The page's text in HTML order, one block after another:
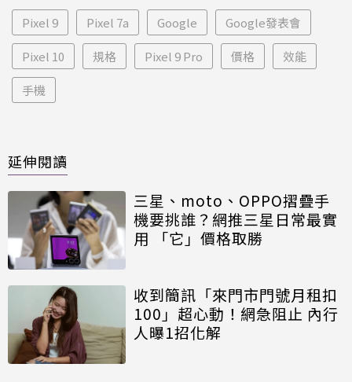
Pixel 9 Pixel 7a Google Google發表會
Pixel 10 規格 Pixel 9 Pro 價格 效能
手機
延伸閱讀
三星、moto、OPPO摺疊手
機要挑誰？網推三星日常最實
用 「它」價格取勝
收到簡訊「來門市門號月租扣
100」超心動！網急阻止 內行
人曝1招化解